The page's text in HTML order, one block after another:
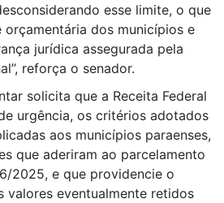
esse limite, o que
dos municípios e
jurídica assegurada pela
reforça o senador.
solicita que a Receita Federal
urgência, os critérios adotados
aos municípios paraenses,
que aderiram ao parcelamento
2025, e que providencie o
valores eventualmente retidos